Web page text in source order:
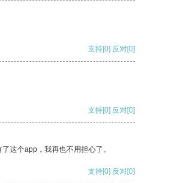
支持[0] 反对[0]
支持[0] 反对[0]
这个app，我再也不用担心了。
支持[0] 反对[0]